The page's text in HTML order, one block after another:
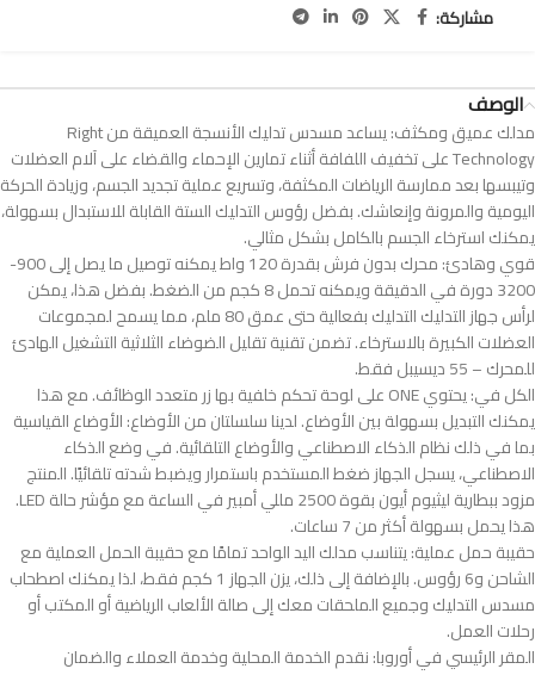
مشاركة:
الوصف
مدلك عميق ومكثف: يساعد مسدس تدليك الأنسجة العميقة من Right
Technology على تخفيف اللفافة أثناء تمارين الإحماء والقضاء على آلام العضلات
وتيبسها بعد ممارسة الرياضات المكثفة، وتسريع عملية تجديد الجسم، وزيادة الحركة
اليومية والمرونة وإنعاشك. بفضل رؤوس التدليك الستة القابلة للاستبدال بسهولة،
يمكنك استرخاء الجسم بالكامل بشكل مثالي.
قوي وهادئ: محرك بدون فرش بقدرة 120 واط يمكنه توصيل ما يصل إلى 900-
3200 دورة في الدقيقة ويمكنه تحمل 8 كجم من الضغط. بفضل هذا، يمكن
لرأس جهاز التدليك التدليك بفعالية حتى عمق 80 ملم، مما يسمح لمجموعات
العضلات الكبيرة بالاسترخاء. تضمن تقنية تقليل الضوضاء الثلاثية التشغيل الهادئ
للمحرك – 55 ديسيبل فقط.
الكل في: يحتوي ONE على لوحة تحكم خلفية بها زر متعدد الوظائف. مع هذا
يمكنك التبديل بسهولة بين الأوضاع. لدينا سلسلتان من الأوضاع: الأوضاع القياسية
بما في ذلك نظام الذكاء الاصطناعي والأوضاع التلقائية. في وضع الذكاء
الاصطناعي، يسجل الجهاز ضغط المستخدم باستمرار ويضبط شدته تلقائيًا. المنتج
مزود ببطارية ليثيوم أيون بقوة 2500 مللي أمبير في الساعة مع مؤشر حالة LED.
هذا يحمل بسهولة أكثر من 7 ساعات.
حقيبة حمل عملية: يتناسب مدلك اليد الواحد تمامًا مع حقيبة الحمل العملية مع
الشاحن و6 رؤوس. بالإضافة إلى ذلك، يزن الجهاز 1 كجم فقط، لذا يمكنك اصطحاب
مسدس التدليك وجميع الملحقات معك إلى صالة الألعاب الرياضية أو المكتب أو
رحلات العمل.
المقر الرئيسي في أوروبا: نقدم الخدمة المحلية وخدمة العملاء والضمان